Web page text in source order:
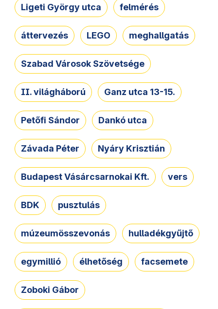
Ligeti György utca felmérés
áttervezés LEGO meghallgatás
Szabad Városok Szövetsége
II. világháború Ganz utca 13-15.
Petőfi Sándor Dankó utca
Závada Péter Nyáry Krisztián
Budapest Vásárcsarnokai Kft. vers
BDK pusztulás
múzeumösszevonás hulladékgyűjtő
egymillió élhetőség facsemete
Zoboki Gábor